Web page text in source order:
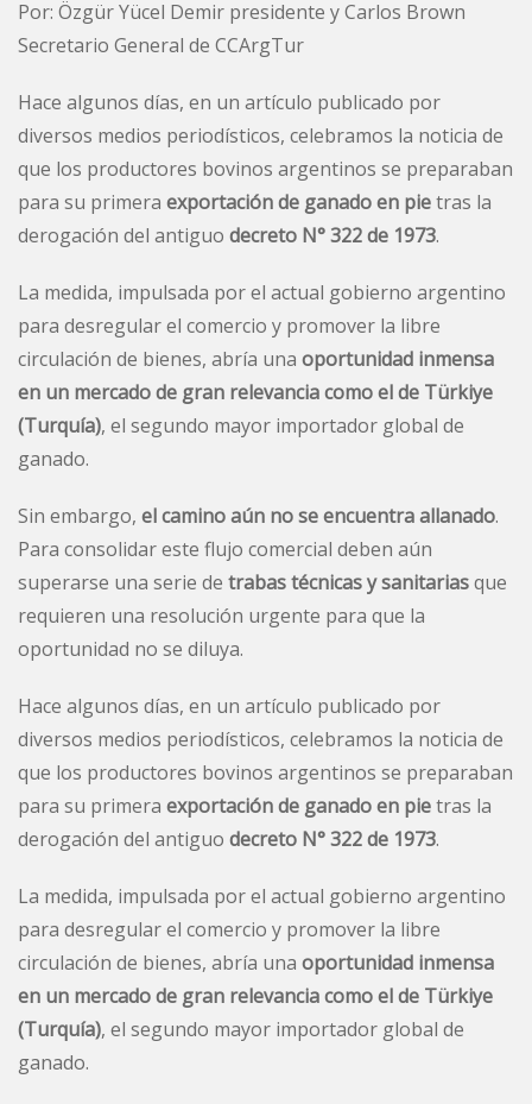
Por: Özgür Yücel Demir presidente y Carlos Brown
Secretario General de CCArgTur
Hace algunos días, en un artículo publicado por
diversos medios periodísticos, celebramos la noticia de
que los productores bovinos argentinos se preparaban
para su primera exportación de ganado en pietras la
derogación del antiguo decreto N° 322 de 1973.
La medida, impulsada por el actual gobierno argentino
para desregular el comercio y promover la libre
circulación de bienes, abría una oportunidad inmensa
en un mercado de gran relevancia como el de Türkiye
(Turquía), el segundo mayor importador global de
ganado.
Sin embargo, el camino aún no se encuentra allanado.
Para consolidar este flujo comercial deben aún
superarse una serie de trabas técnicas y sanitariasque
requieren una resolución urgente para que la
oportunidad no se diluya.
Hace algunos días, en un artículo publicado por
diversos medios periodísticos, celebramos la noticia de
que los productores bovinos argentinos se preparaban
para su primera exportación de ganado en pietras la
derogación del antiguo decreto N° 322 de 1973.
La medida, impulsada por el actual gobierno argentino
para desregular el comercio y promover la libre
circulación de bienes, abría una oportunidad inmensa
en un mercado de gran relevancia como el de Türkiye
(Turquía), el segundo mayor importador global de
ganado.